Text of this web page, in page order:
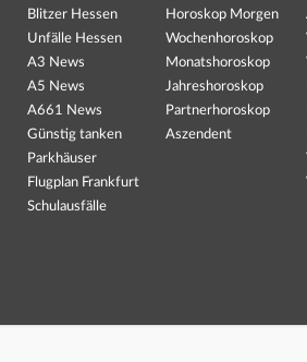
Blitzer Hessen
Unfälle Hessen
A3 News
A5 News
A661 News
Günstig tanken
Parkhäuser
Flugplan Frankfurt
Schulausfälle
Horoskop Morgen
Wochenhoroskop
Monatshoroskop
Jahreshoroskop
Partnerhoroskop
Aszendent